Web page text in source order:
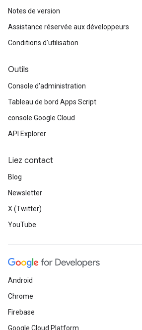
Notes de version
Assistance réservée aux développeurs
Conditions d'utilisation
Outils
Console d'administration
Tableau de bord Apps Script
console Google Cloud
API Explorer
Liez contact
Blog
Newsletter
X (Twitter)
YouTube
Android
Chrome
Firebase
Google Cloud Platform